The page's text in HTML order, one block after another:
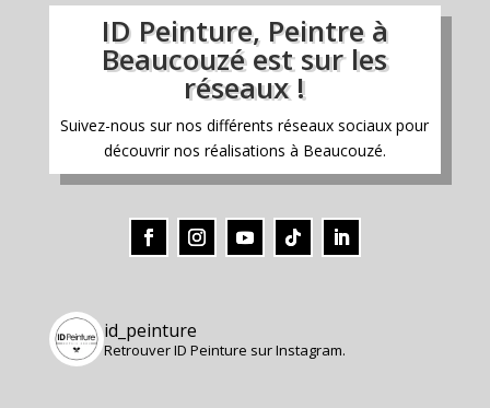
ID Peinture, Peintre à
Beaucouzé est sur les
réseaux !
Suivez-nous sur nos différents réseaux sociaux pour
découvrir nos réalisations à Beaucouzé.
id_peinture
Retrouver ID Peinture sur Instagram.